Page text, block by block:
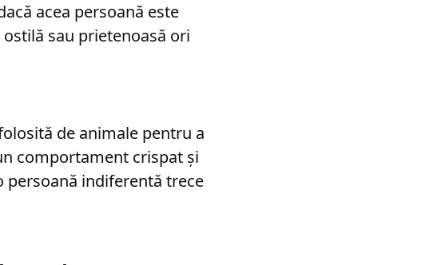
acea persoană este
sau prietenoasă ori
de animale pentru a
comportament crispat și
persoană indiferentă trece